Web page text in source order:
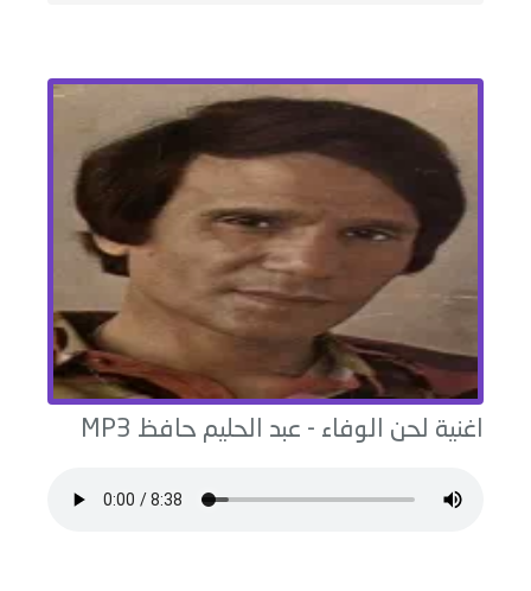
اغنية لحن الوفاء - عبد الحليم حافظ